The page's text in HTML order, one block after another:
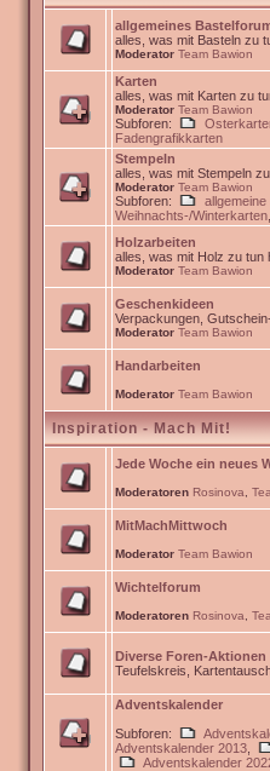
allgemeines
alles, was mit Basteln zu
Moderator Team Bawion
Karten
alles, was mit Karten zu
Moderator Team Bawion
Subforen:
Fadengrafikkarten
Stempeln
alles, was mit Stempeln
Moderator Team Bawion
Subforen:
Weihnachts-/Winterkarten
Holzarbeiten
alles, was mit Holz zu tun
Moderator Team Bawion
Geschenkideen
Verpackungen,
Moderator Team Bawion
Handarbeiten
Moderator Team Bawion
Inspiration - Mach Mit!
Jede Woche ein neues
Moderatoren Rosinova
MitMachMittwoch
Moderator Team Bawion
Wichtelforum
Moderatoren Rosinova
Diverse Foren-Aktionen
Teufelskreis,
Adventskalender
Subforen:
Adventskalender 2013
Adventskalender